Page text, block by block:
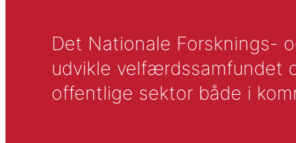
Det Nationale Forsknings-
udvikle velfærdssamfundet
offentlige sektor både i